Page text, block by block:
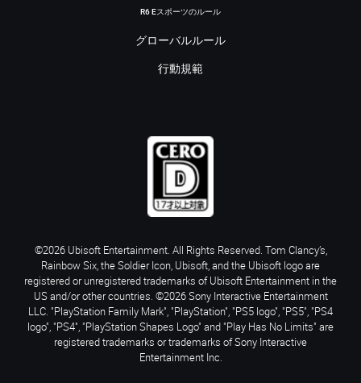
R6 Eスポーツのルール
グローバルルール
行動規範
©2026 Ubisoft Entertainment. All Rights Reserved. Tom Clancy’s,
Rainbow Six, the Soldier Icon, Ubisoft, and the Ubisoft logo are
registered or unregistered trademarks of Ubisoft Entertainment in the
US and/or other countries. ©2026 Sony Interactive Entertainment
LLC. "PlayStation Family Mark", "PlayStation", "PS5 logo", "PS5", "PS4
logo", "PS4", "PlayStation Shapes Logo" and "Play Has No Limits" are
registered trademarks or trademarks of Sony Interactive
Entertainment Inc.